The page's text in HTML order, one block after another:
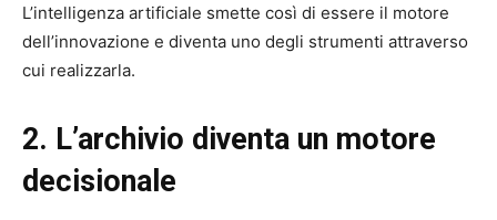
L’intelligenza artificiale smette così di essere il motore
dell’innovazione e diventa uno degli strumenti attraverso
cui realizzarla.
2. L’archivio diventa un motore
decisionale